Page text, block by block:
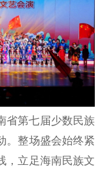
省第七届少数民族
。整场盛会始终紧
，立足海南民族文